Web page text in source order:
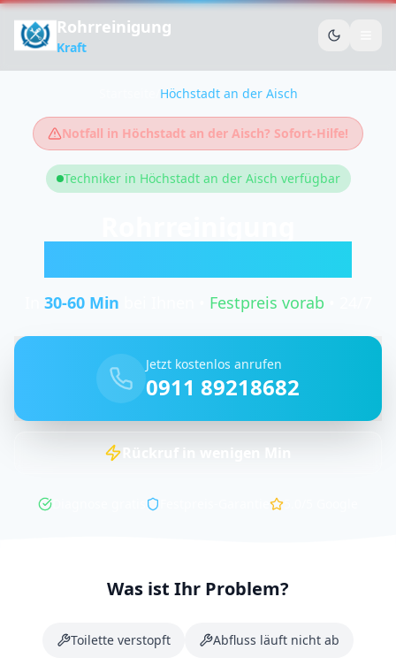
Rohrreinigung
Kraft
Höchstadt an der Aisch
Notfall in Höchstadt an der Aisch? Sofort-Hilfe!
Techniker in Höchstadt an der Aisch verfügbar
30-60Min Festpreis vorab
Jetzt kostenlos anrufen
0911 89218682
Was ist Ihr Problem?
Toilette verstopft Abfluss läuft nicht ab